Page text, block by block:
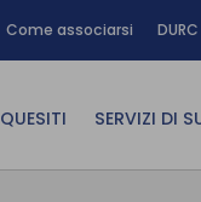
Come associarsi
QUESITI SERVIZI DI